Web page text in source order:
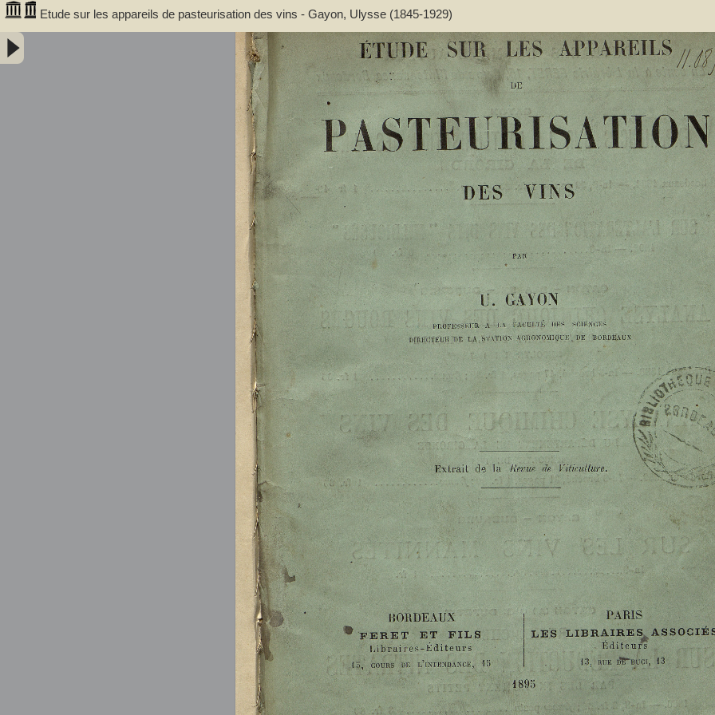
Etude sur les appareils de pasteurisation des vins - Gayon, Ulysse (1845-1929)